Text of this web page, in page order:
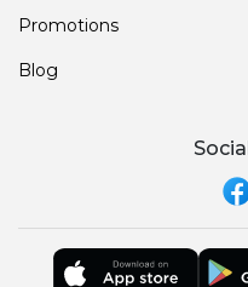
Promotions
Blog